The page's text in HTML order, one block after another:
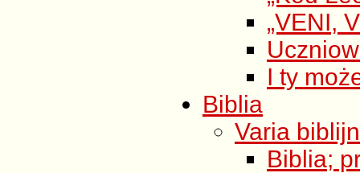
„VENI,
I ty
Biblia
Varia
Biblia;